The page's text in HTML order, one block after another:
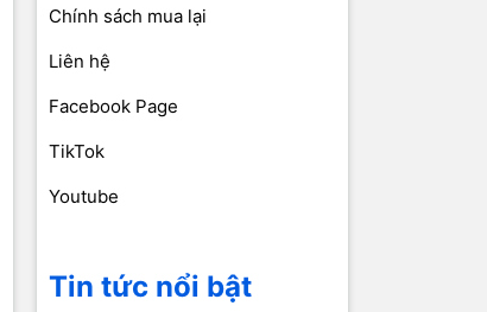
Chính sách mua lại
Liên hệ
Facebook Page
TikTok
Youtube
Tin tức nổi bật